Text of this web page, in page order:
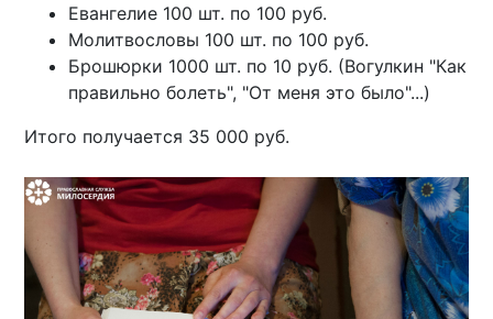
Евангелие 100 шт. по 100 руб.
Молитвословы 100 шт. по 100 руб.
Брошюрки 1000 шт. по 10 руб. (Вогулкин "Как
правильно болеть", "От меня это было"...)
Итого получается 35 000 руб.